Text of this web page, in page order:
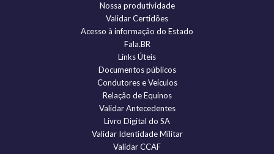
Nossa produtividade
Validar Certidões
Acesso à informação do Estado
Fala.BR
Links Úteis
Documentos públicos
Condutores e Veículos
Relação de Equinos
Validar Antecedentes
Livro Digital do SA
Validar Identidade Militar
Validar CCAF